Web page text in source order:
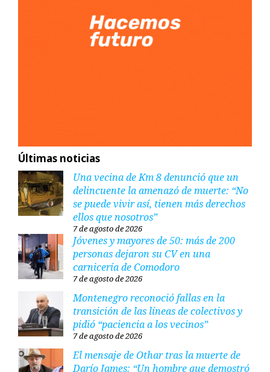
Últimas noticias
Una vecina de Km 8 denunció que un
delincuente la amenazó de muerte: “No
se puede vivir así, tienen más derechos
ellos que nosotros”
7 de agosto de 2026
Jóvenes y mayores de 50: más de 200
personas dejaron su CV en una
carnicería de Comodoro
7 de agosto de 2026
Montenegro reconoció fallas en la
transición de las líneas de colectivos y
pidió “paciencia a los vecinos”
7 de agosto de 2026
El mensaje de Othar tras la muerte de
Darío James: “Un hombre que demostró